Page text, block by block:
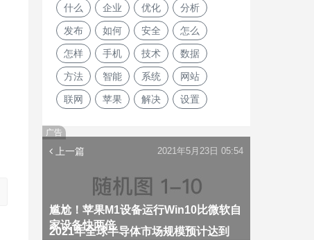
什么 企业 优化 分析
发布 如何 安全 怎么
怎样 手机 技术 数据
方法 智能 系统 网站
联网 苹果 解决 设置
广告
上一篇
尴尬！苹果M1设备运行Win10比微软自
家设备快两倍
2021年5月23日 05:54
2021年全球半导体市场规模预计达到